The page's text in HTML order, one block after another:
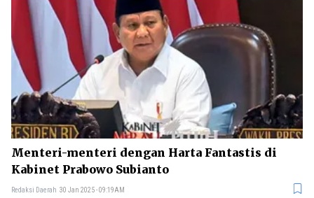
Menteri-menteri dengan Harta Fantastis di
Kabinet Prabowo Subianto
Redaksi Daerah 30 Jan 2025 - 09:19AM